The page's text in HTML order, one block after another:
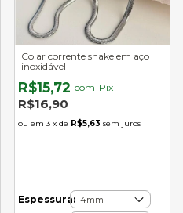
Colar corrente snake em aço
inoxidável
R$15,72 com Pix
R$16,90
3 x de R$5,63 sem juros
Espessura: